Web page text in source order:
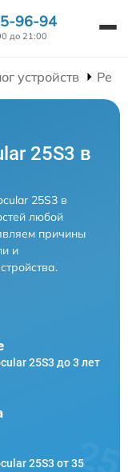
96-94
до 21:00
устройств
25S3 в
25S3 в
любой
причины
и
25S3 до 3 лет
25S3 от 35